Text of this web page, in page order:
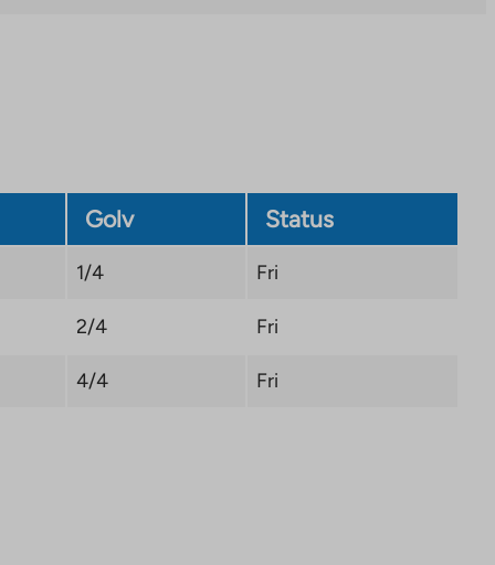
Golv Status
1/4 Fri
2/4 Fri
4/4 Fri